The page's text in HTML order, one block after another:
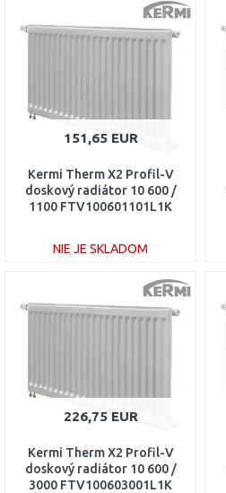
DO KOŠÍKA
Porovnať
151,65 EUR
Kermi Therm X2 Profil-V
doskový radiátor 10 600 /
1100 FTV100601101L1K
NIE JE SKLADOM
DO KOŠÍKA
Porovnať
226,75 EUR
Kermi Therm X2 Profil-V
doskový radiátor 10 600 /
3000 FTV100603001L1K